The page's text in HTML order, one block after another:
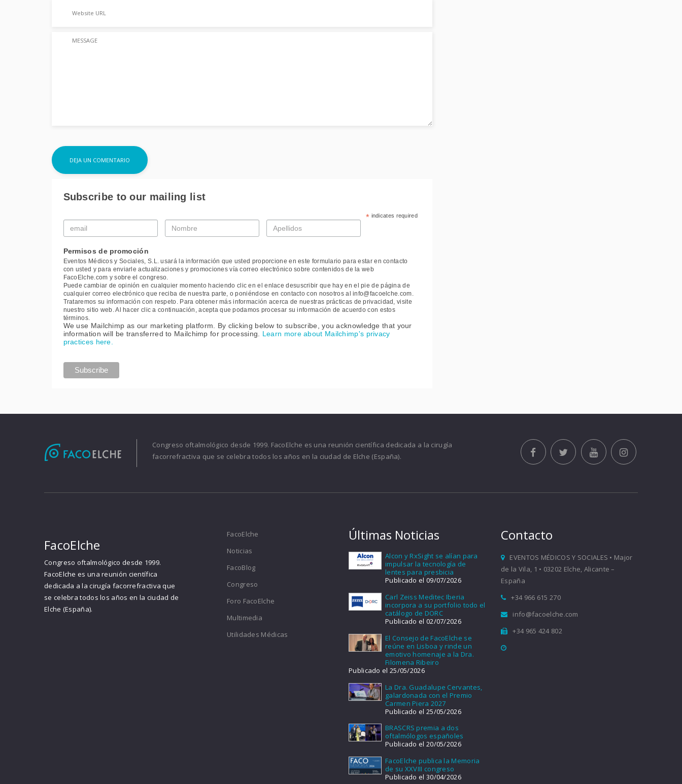
Subscribe to our mailing list
* indicates required
Email
*
Nombre
*
Apellidos
*
Permisos de promoción
Eventos Médicos y Sociales, S.L. usará la información que usted proporcione en este formulario para estar en contacto
con usted y para enviarle actualizaciones y promociones vía correo electrónico sobre contenidos de la web
FacoElche.com y sobre el congreso.
Puede cambiar de opinión en cualquier momento haciendo clic en el enlace desuscribir que hay en el pie de página de
cualquier correo electrónico que reciba de nuestra parte, o poniéndose en contacto con nosotros al info@facoelche.com.
Trataremos su información con respeto. Para obtener más información acerca de nuestras prácticas de privacidad, visite
nuestro sitio web. Al hacer clic a continuación, acepta que podamos procesar su información de acuerdo con estos
términos.
We use Mailchimp as our marketing platform. By clicking below to subscribe, you acknowledge that your
information will be transferred to Mailchimp for processing. Learn more about Mailchimp's privacy
practices here.
Congreso oftalmológico desde 1999. FacoElche es una reunión científica dedicada a la cirugía
facorrefractiva que se celebra todos los años en la ciudad de Elche (España).
FacoElche
Congreso oftalmológico desde 1999.
FacoElche es una reunión científica
dedicada a la cirugía facorrefractiva que
se celebra todos los años en la ciudad de
Elche (España).
FacoElche
Noticias
FacoBlog
Congreso
Foro FacoElche
Multimedia
Utilidades Médicas
Últimas Noticias
Alcon y RxSight se alían para
impulsar la tecnología de
lentes para presbicia
Publicado el 09/07/2026
Carl Zeiss Meditec Iberia
incorpora a su portfolio todo el
catálogo de DORC
Publicado el 02/07/2026
El Consejo de FacoElche se
reúne en Lisboa y rinde un
emotivo homenaje a la Dra.
Filomena Ribeiro
Publicado el 25/05/2026
La Dra. Guadalupe Cervantes,
galardonada con el Premio
Carmen Piera 2027
Publicado el 25/05/2026
BRASCRS premia a dos
oftalmólogos españoles
Publicado el 20/05/2026
FacoElche publica la Memoria
de su XXVIII congreso
Publicado el 30/04/2026
Contacto
EVENTOS MÉDICOS Y SOCIALES • Major
de la Vila, 1 • 03202 Elche, Alicante –
España
+34 966 615 270
info@facoelche.com
+34 965 424 802